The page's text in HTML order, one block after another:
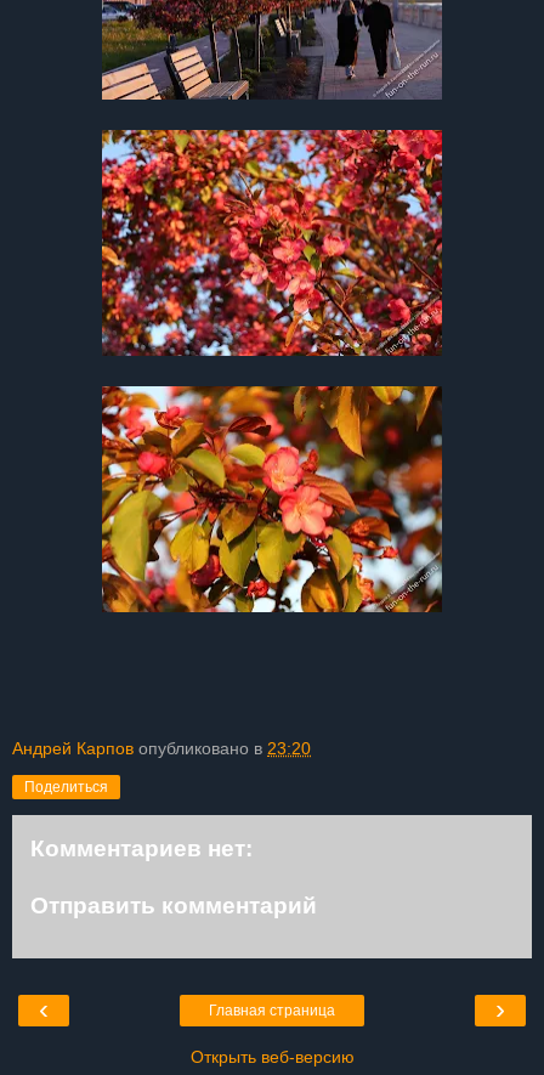
Андрей Карпов опубликовано в 23:20
Поделиться
Комментариев нет:
Отправить комментарий
‹ ›
Главная страница
Открыть веб-версию